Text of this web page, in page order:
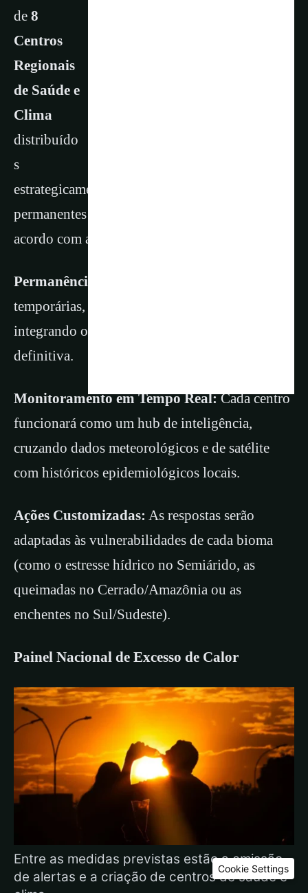
de 8
Centros
Regionais
de Saúde e
Clima
distribuído
s
estrategicamente pelo território nacional ações
permanentes e flexíveis podem ser adotadas, de
acordo com a necessidade:
Permanência:
temporárias, essas estruturas serão fixas,
integrando o organograma do Estado de forma
definitiva.
Monitoramento em Tempo Real:Cada centro
funcionará como um hub de inteligência,
cruzando dados meteorológicos e de satélite
com históricos epidemiológicos locais.
Ações Customizadas: As respostas serão
adaptadas às vulnerabilidades de cada bioma
(como o estresse hídrico no Semiárido, as
queimadas no Cerrado/Amazônia ou as
enchentes no Sul/Sudeste).
Painel Nacional de Excesso de Calor
Entre as medidas previstas estão a emissão
de alertas e a criação de centros de saúde e
Cookie Settings